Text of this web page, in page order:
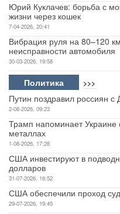
Юрий Куклачев: борьба с
жизни через кошек
7-04-2026, 20:41
Вибрация руля на 80–120
неисправности автомобиля
30-03-2026, 19:58
Политика >>>
Путин поздравил россиян
2-08-2026, 09:23
Трамп напоминает Украине
металлах
1-08-2026, 17:28
США инвестируют в
долларов
31-07-2026, 16:52
США обеспечили проход
29-07-2026, 19:45